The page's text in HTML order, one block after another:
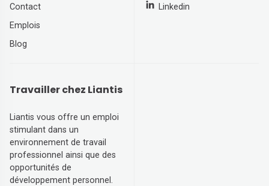
Contact
Emplois
Blog
Linkedin
Travailler chez Liantis
Liantis vous offre un emploi
stimulant dans un
environnement de travail
professionnel ainsi que des
opportunités de
développement personnel.